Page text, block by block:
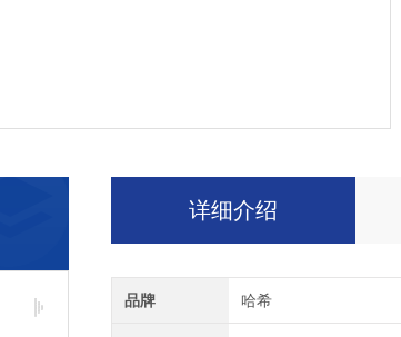
详细介绍
品牌 哈希